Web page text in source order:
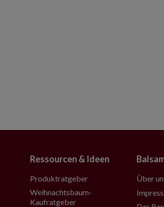
Ressourcen & Ideen
Produktratgeber
Weihnachtsbaum-
Kaufratgeber
Über